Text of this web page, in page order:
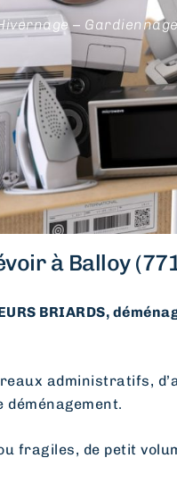
–
à Balloy
BRIARDS,
administratifs,
de petit